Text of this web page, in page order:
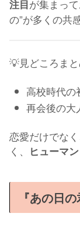
注目が集まっ
の”が多くの共
💡見どころま
高校時代の
再会後の大
恋愛だけでな
く、
ヒューマ
『あの日